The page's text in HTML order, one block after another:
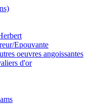
Epouvante
oeuvres angoissantes
d'or